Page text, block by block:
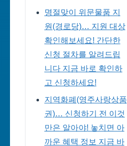
명절맞이 위문물품 지
원(경로당)… 지원 대상
확인해보세요! 간단한
신청 절차를 알려드립
니다 지금 바로 확인하
고 신청하세요!
지역화폐(영주사랑상품
권)… 신청하기 전 이것
만은 알아야! 놓치면 아
까운 혜택 정보 지금 바